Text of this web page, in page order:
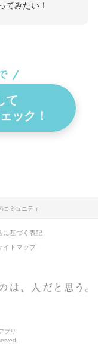
てみたい！
て
ック！
コミュニティ
に基づく表記
イトマップ
プリ